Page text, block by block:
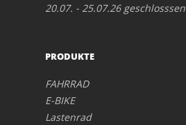
20.07. - 25.07.26 geschlosssen
PRODUKTE
FAHRRAD
E-BIKE
Lastenrad